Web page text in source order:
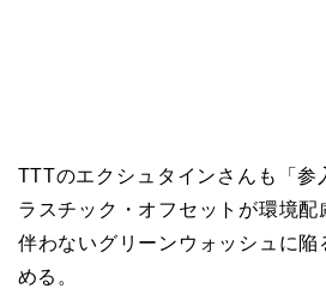
TTTのエクシュタインさんも「参
ラスチック・オフセットが環境
伴わないグリーンウォッシュに
める。